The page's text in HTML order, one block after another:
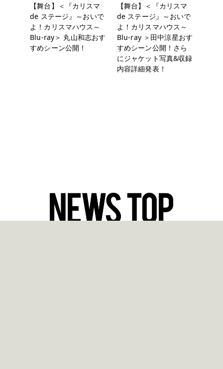
【舞台】＜『カリスマ
de ステージ』～おいで
よ！カリスマハウス～
Blu-ray＞ 丸山和志おす
すめシーン公開！
【舞台】＜『カリスマ
de ステージ』～おいで
よ！カリスマハウス～
Blu-ray ＞田中涼星おす
すめシーン公開！さら
にジャケット写真&収録
内容詳細発表！